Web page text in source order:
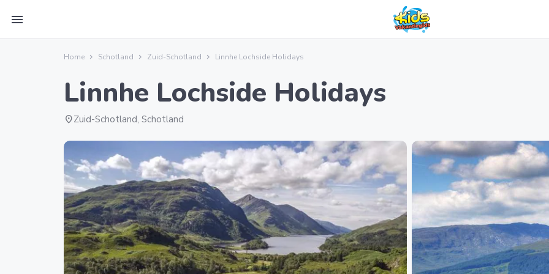
menu
Home Schotland Zuid-Schotland Linnhe Lochside Holidays
Linnhe Lochside Holidays
location_onZuid-Schotland, Schotland